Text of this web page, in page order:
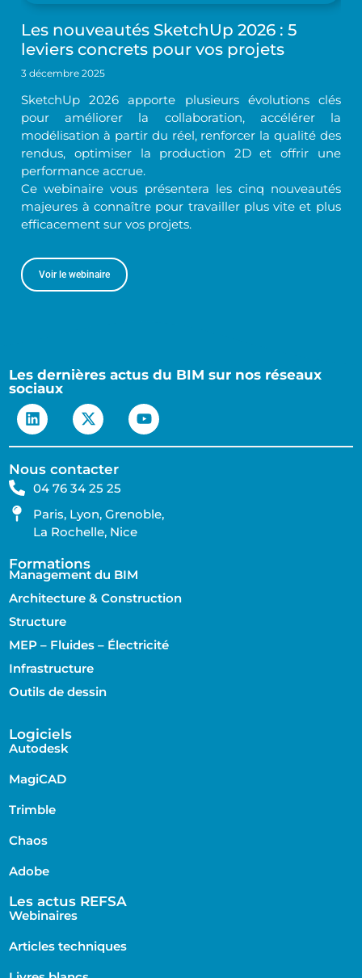
Les nouveautés SketchUp 2026 : 5
leviers concrets pour vos projets
3 décembre 2025
SketchUp 2026 apporte plusieurs évolutions clés
pour améliorer la collaboration, accélérer la
modélisation à partir du réel, renforcer la qualité des
rendus, optimiser la production 2D et offrir une
performance accrue.
Ce webinaire vous présentera les cinq nouveautés
majeures à connaître pour travailler plus vite et plus
efficacement sur vos projets.
Voir le webinaire
Les dernières actus du BIM sur nos réseaux
sociaux
Nous contacter
04 76 34 25 25
Paris, Lyon, Grenoble,
La Rochelle, Nice
Formations
Management du BIM
Architecture & Construction
Structure
MEP – Fluides – Électricité
Infrastructure
Outils de dessin
Logiciels
Autodesk
MagiCAD
Trimble
Chaos
Adobe
Les actus REFSA
Webinaires
Articles techniques